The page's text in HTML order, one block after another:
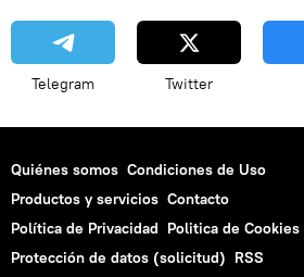
Telegram Twitter
Quiénes somos Condiciones de Uso
Productos y servicios Contacto
Política de Privacidad Politica de Cookies
Protección de datos (solicitud) RSS